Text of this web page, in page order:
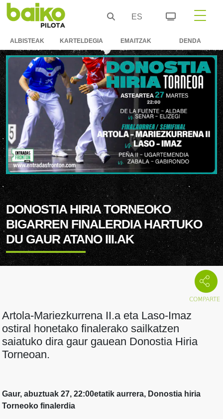
ES
ALBISTEAK KARTELDEGIA EMAITZAK DENDA
DONOSTIA HIRIA TORNEOKO
BIGARREN FINALERDIA HARTUKO
DU GAUR ATANO III.AK
Artola-Mariezkurrena II.a eta Laso-Imaz
ostiral honetako finalerako sailkatzen
saiatuko dira gaur gauean Donostia Hiria
Torneoan.
Gaur, abuztuak 27, 22:00etatik aurrera, Donostia hiria
Torneoko finalerdia